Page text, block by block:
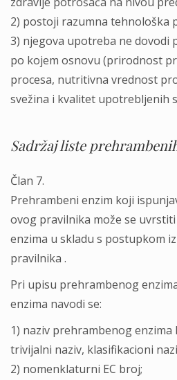
2) postoji razumna tehnološka
3) njegova upotreba ne dovodi
po kojem osnovu (prirodnost
procesa, nutritivna vrednost
svežina i kvalitet upotreblјenih
Sadržaj liste
Član 7.
Prehrambeni enzim koji
ovog pravilnika može se
enzima u skladu s postupkom
pravilnika .
Pri upisu prehrambenog
enzima navodi se:
1) naziv prehrambenog enzima
trivijalni naziv, klasifikacioni
2) nomenklaturni EC broj;